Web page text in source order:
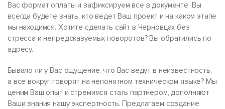
Вас формат оплаты и зафиксируем все в документе. Вы
всегда будете знать, кто ведет Ваш проект и на каком этапе
мы находимся. Хотите сделать сайт в Черновцах без
стресса и непредсказуемых поворотов? Вы обратились по
адресу.
Бывало ли у Вас ощущение, что Вас ведут в неизвестность,
а все вокруг говорят на непонятном техническом языке? Мы
ценим Ваш опыт и стремимся стать партнером, дополняют
Ваши знания нашу экспертность. Предлагаем создание